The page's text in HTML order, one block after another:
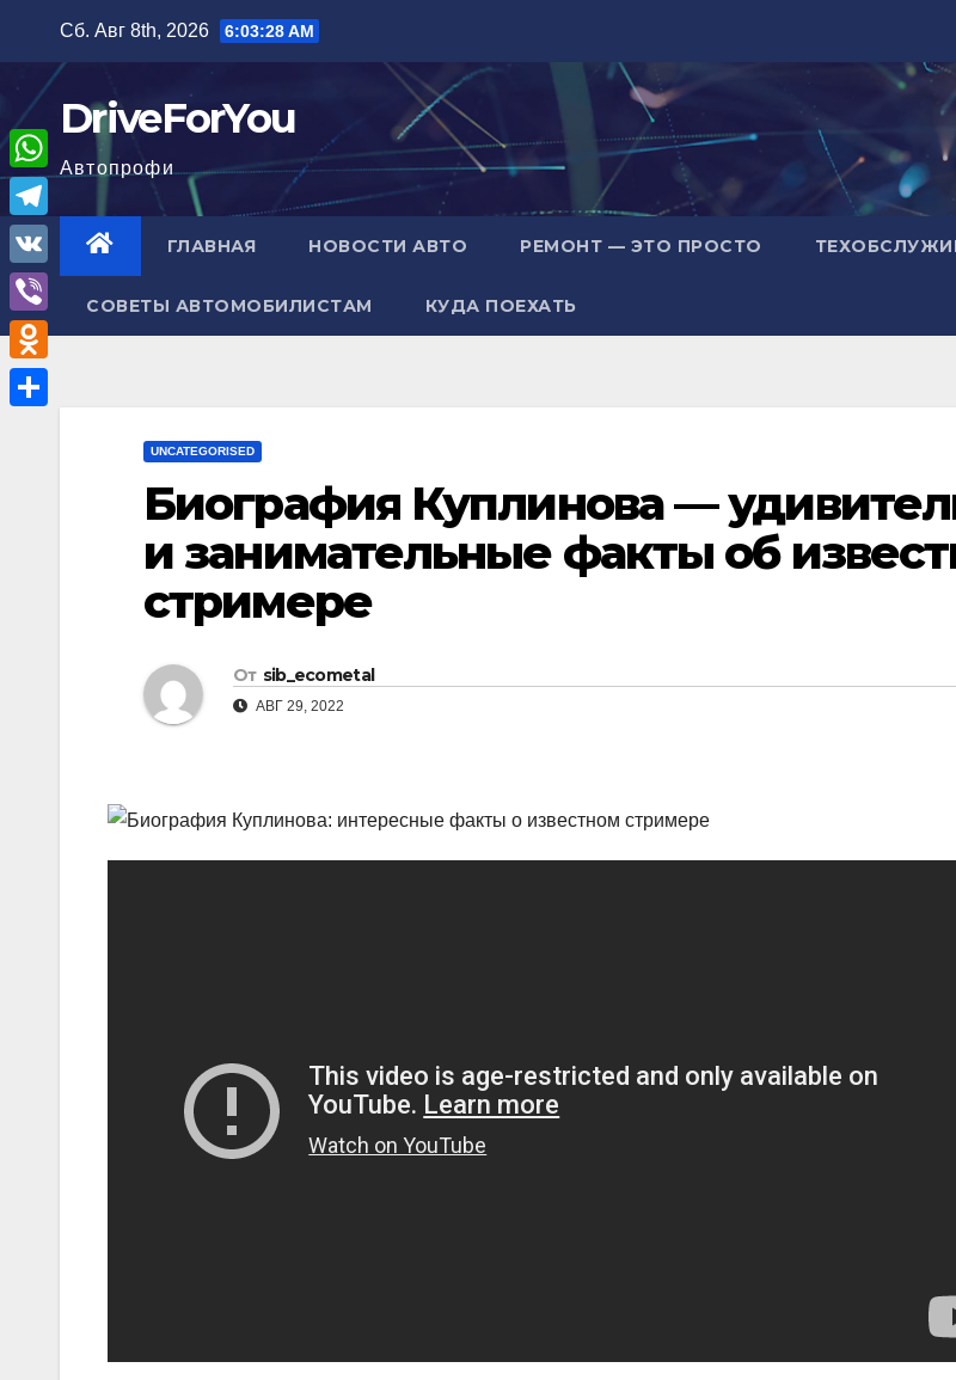
содержимому
Сб. Авг 8th, 2026 6:03:29 AM
DriveForYou
Автопрофи
ГЛАВНАЯ НОВОСТИ АВТО РЕМОНТ — ЭТО ПРОСТО
СОВЕТЫ АВТОМОБИЛИСТАМ КУДА ПОЕХАТЬ
UNCATEGORISED
Биография Куплинова —
и занимательные факты об
стримере
От sib_ecometal
АВГ 29, 2022
W
h
a
A
T
e
l
e
g
V
K
V
i
b
O